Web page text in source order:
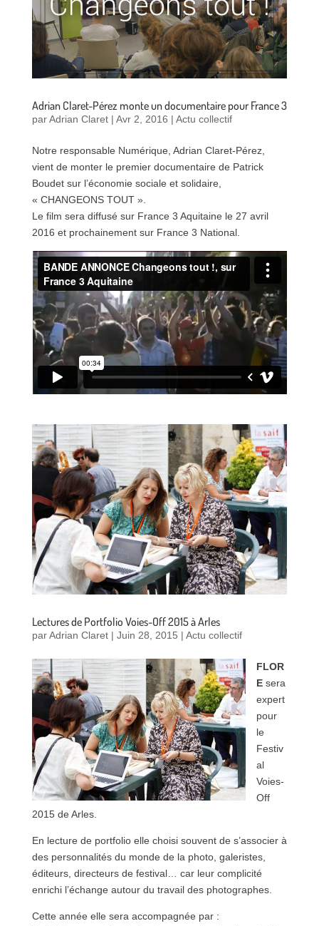
Adrian Claret-Pérez monte un documentaire pour France 3
parAdrian Claret| Avr 2, 2016 | Actu collectif
Notre responsable Numérique, Adrian Claret-Pérez,
vient de monter le premier documentaire de Patrick
Boudet sur l’économie sociale et solidaire,
« CHANGEONS TOUT ».
Le film sera diffusé sur France 3 Aquitaine le 27 avril
2016 et prochainement sur France 3 National.
Lectures de Portfolio Voies-Off 2015 à Arles
parAdrian Claret| Juin 28, 2015 | Actu collectif
FLOR
Esera
expert
pour
le
Festiv
al
Voies-
Off
2015 de Arles.
En lecture de portfolio elle choisi souvent de s’associer à
des personnalités du monde de la photo, galeristes,
éditeurs, directeurs de festival… car leur complicité
enrichi l’échange autour du travail des photographes.
Cette année elle sera accompagnée par :